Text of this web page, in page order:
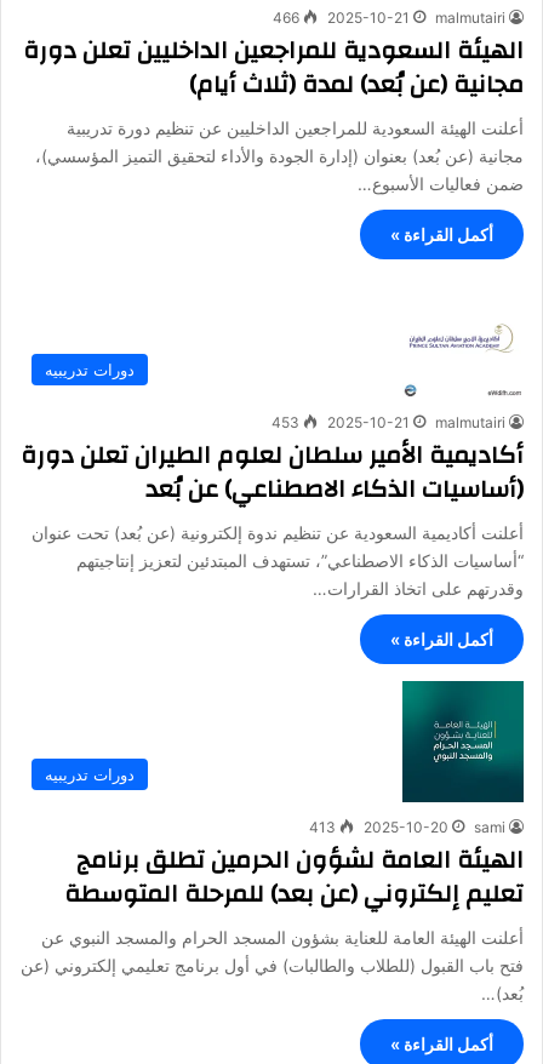
malmutairi
2025-10-21
466
الهيئة السعودية للمراجعين الداخليين تعلن دورة
مجانية (عن بُعد) لمدة (ثلاث أيام)
أعلنت الهيئة السعودية للمراجعين الداخليين عن تنظيم دورة تدريبية
مجانية (عن بُعد) بعنوان (إدارة الجودة والأداء لتحقيق التميز المؤسسي)،
ضمن فعاليات الأسبوع…
أكمل القراءة »
دورات تدريبيه
malmutairi
2025-10-21
453
أكاديمية الأمير سلطان لعلوم الطيران تعلن دورة
(أساسيات الذكاء الاصطناعي) عن بُعد
أعلنت أكاديمية السعودية عن تنظيم ندوة إلكترونية (عن بُعد) تحت عنوان
“أساسيات الذكاء الاصطناعي”، تستهدف المبتدئين لتعزيز إنتاجيتهم
وقدرتهم على اتخاذ القرارات…
أكمل القراءة »
دورات تدريبيه
sami
2025-10-20
413
الهيئة العامة لشؤون الحرمين تطلق برنامج
تعليم إلكتروني (عن بعد) للمرحلة المتوسطة
أعلنت الهيئة العامة للعناية بشؤون المسجد الحرام والمسجد النبوي عن
فتح باب القبول (للطلاب والطالبات) في أول برنامج تعليمي إلكتروني (عن
بُعد)…
أكمل القراءة »